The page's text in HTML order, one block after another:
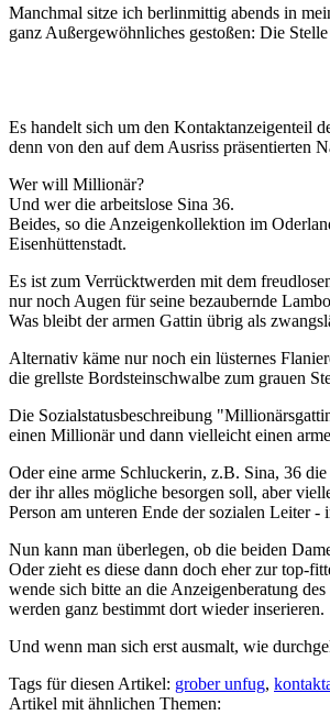
Manchmal sitze ich berlinmittig abends in
ganz Außergewöhnliches gestoßen: Die
Es handelt sich um den Kontaktanzeigenteil
denn von den auf dem Ausriss präsentierten
Wer will Millionär?
Und wer die arbeitslose Sina 36.
Beides, so die Anzeigenkollektion im
Eisenhüttenstadt.
Es ist zum Verrücktwerden mit dem
nur noch Augen für seine bezaubernde
Was bleibt der armen Gattin übrig als
Alternativ käme nur noch ein lüsternes
die grellste Bordsteinschwalbe zum grauen
Die Sozialstatusbeschreibung
einen Millionär und dann vielleicht einen
Oder eine arme Schluckerin, z.B. Sina, 36
der ihr alles mögliche besorgen soll, aber
Person am unteren Ende der sozialen Leiter
Nun kann man überlegen, ob die beiden
Oder zieht es diese dann doch eher zur top-
wende sich bitte an die Anzeigenberatung
werden ganz bestimmt dort wieder inserieren.
Und wenn man sich erst ausmalt, wie
Tags für diesen Artikel: grober unfug,
Artikel mit ähnlichen Themen: